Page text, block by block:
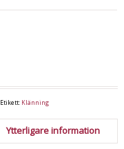
Etikett: Klänning
Ytterligare information